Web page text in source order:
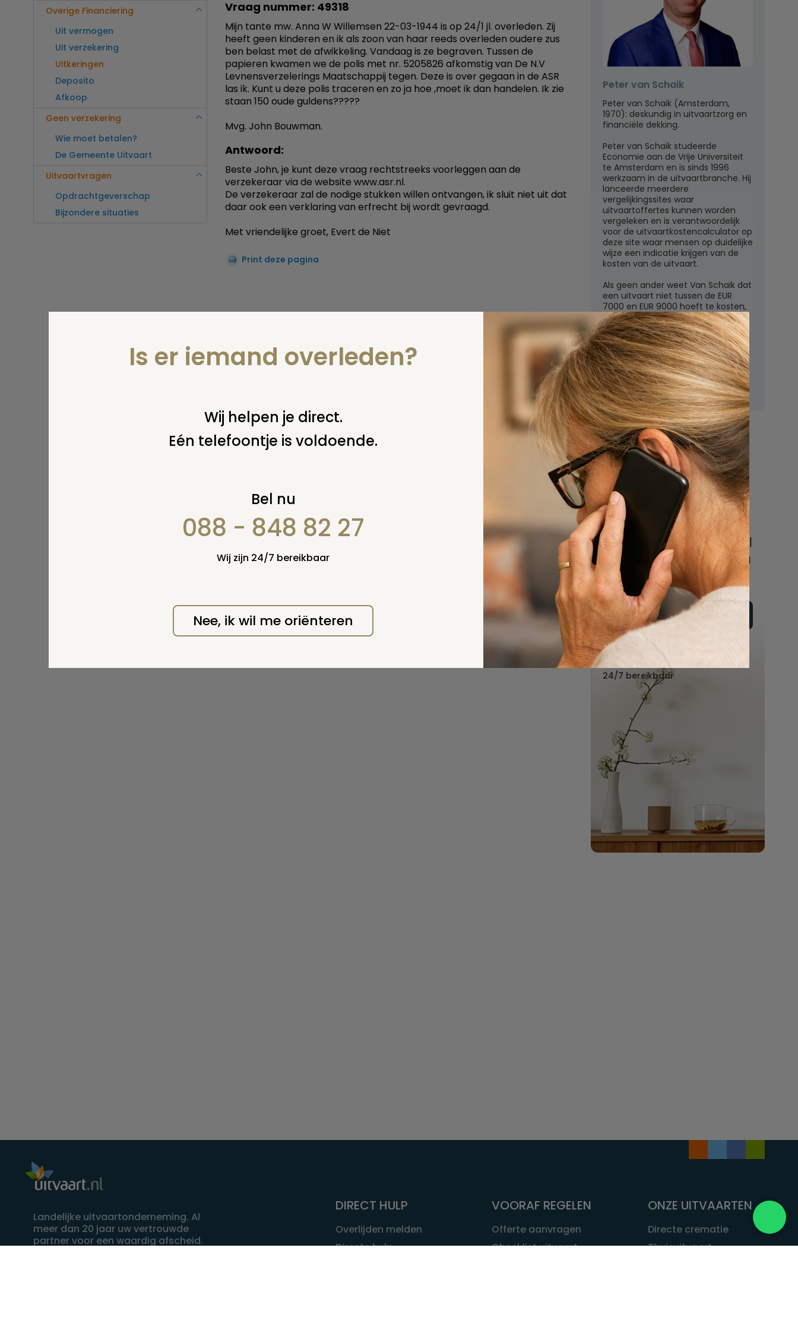
Overige Financiering
Uit vermogen
Uit verzekering
Uitkeringen
Deposito
Afkoop
Geen verzekering
Wie moet betalen?
De Gemeente Uitvaart
Uitvaartvragen
Opdrachtgeverschap
Bijzondere situaties
Vraag nummer: 49318
Mijn tante mw. Anna W Willemsen 22-03-1944 is op 24/1 jl. overleden. Zij
heeft geen kinderen en ik als zoon van haar reeds overleden oudere zus
ben belast met de afwikkeling. Vandaag is ze begraven. Tussen de
papieren kwamen we de polis met nr. 5205826 afkomstig van De N.V
Levnensverzelerings Maatschappij tegen. Deze is over gegaan in de ASR
las ik. Kunt u deze polis traceren en zo ja hoe ,moet ik dan handelen. Ik zie
staan 150 oude guldens?????
Mvg. John Bouwman.
Antwoord:
Beste John, je kunt deze vraag rechtstreeks voorleggen aan de
verzekeraar via de website www.asr.nl.
De verzekeraar zal de nodige stukken willen ontvangen, ik sluit niet uit dat
daar ook een verklaring van erfrecht bij wordt gevraagd.
Met vriendelijke groet, Evert de Niet
Print deze pagina
Peter van Schaik
Peter van Schaik (Amsterdam,
1970): deskundig in uitvaartzorg en
financiële dekking.
Peter van Schaik studeerde
Economie aan de Vrije Universiteit
te Amsterdam en is sinds 1996
werkzaam in de uitvaartbranche. Hij
lanceerde meerdere
vergelijkingssites waar
uitvaartoffertes kunnen worden
vergeleken en is verantwoordelijk
voor de uitvaartkostencalculator op
deze site waar mensen op duidelijke
wijze een indicatie krijgen van de
kosten van de uitvaart.
Als geen ander weet Van Schaik dat
een uitvaart niet tussen de EUR
7000 en EUR 9000 hoeft te kosten,
zoals de grote uitvaartverzekeraars
vaak beweren. In deze rubriek
beantwoordt Van Schaik vragen
over uitvaartkosten en financiele
dekking.
Nu
een uitvaart
regelen
Beschrijf uw wensen
online of bel ons geheel
vrijblijvend voor hulp na
een overlijden.
Vul hier uw wensen in
Of bel ons:
088 - 848 82 27
24/7 bereikbaar
Landelijke uitvaartonderneming. Al
meer dan 20 jaar uw vertrouwde
partner voor een waardig afscheid.
DIRECT HULP
Overlijden melden
Directe hulp
VOORAF REGELEN
Offerte aanvragen
Checklist uitvaart
ONZE UITVAARTEN
Directe crematie
Thuisuitvaart
Is er iemand overleden?
Wij helpen je direct.
Eén telefoontje is voldoende.
Bel nu
088 - 848 82 27
Wij zijn 24/7 bereikbaar
Nee, ik wil me oriënteren